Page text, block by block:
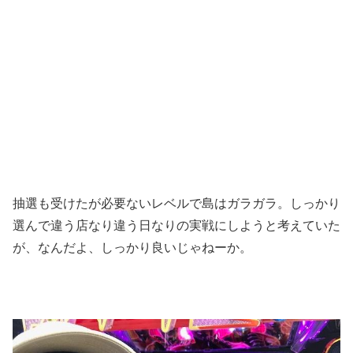
抽選も受けたが必要ないレベルで島はガラガラ。しっかり
選んで違う店なり違う日なりの実戦にしようと考えていた
が、なんだよ、しっかり良いじゃねーか。